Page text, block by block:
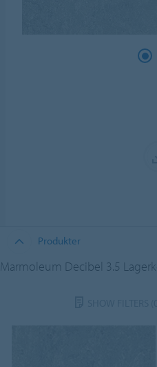
Produkter
Marmoleum Decibel 3.5